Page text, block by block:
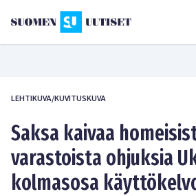
LEHTIKUVA/KUVITUSKUVA
Saksa kaivaa
varastoista ohjuksia
kolmasosa